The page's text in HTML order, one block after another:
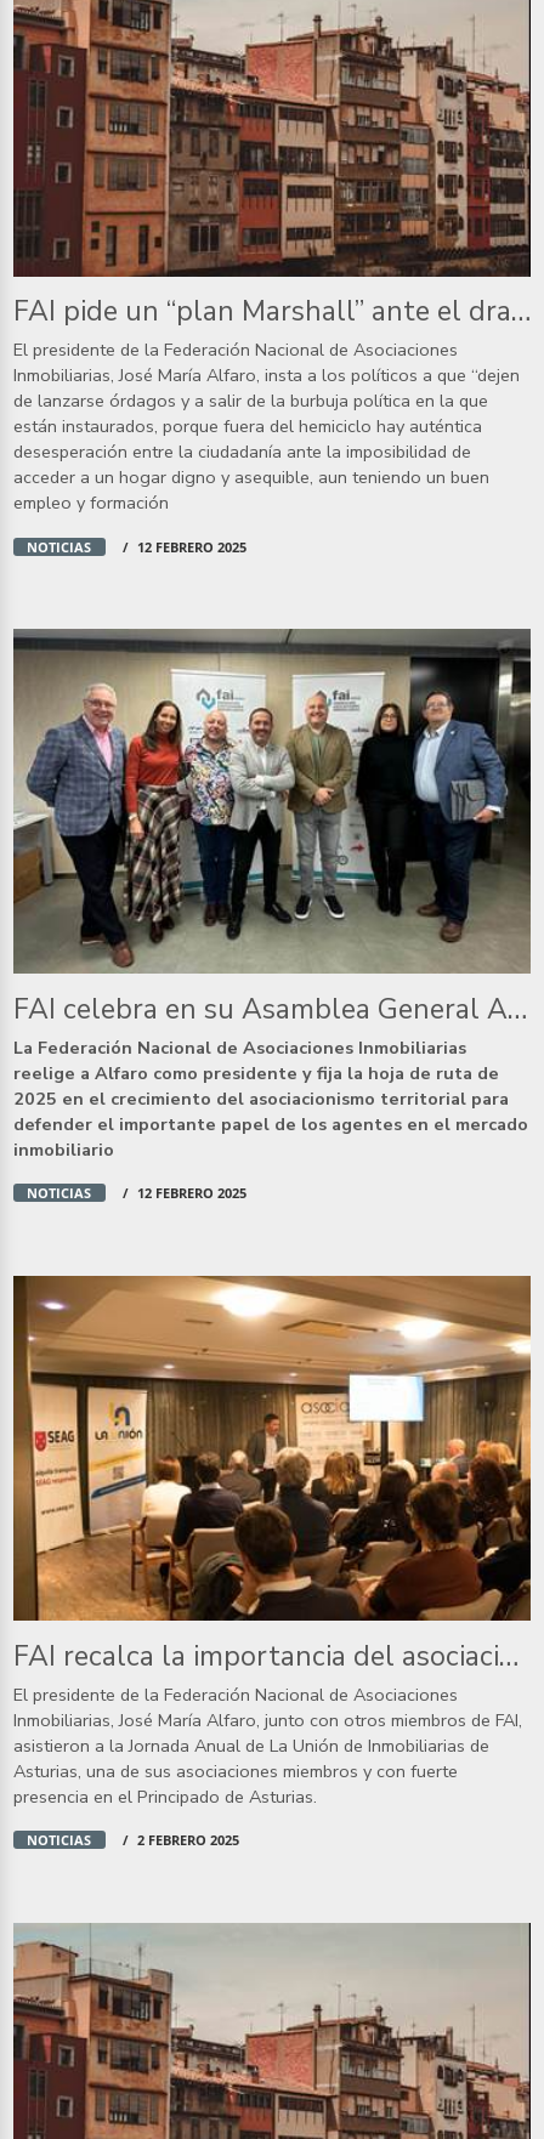
FAI pide un “plan Marshall” ante el drama social para acceder a una vivienda
El presidente de la Federación Nacional de Asociaciones
Inmobiliarias, José María Alfaro, insta a los políticos a que “dejen
de lanzarse órdagos y a salir de la burbuja política en la que
están instaurados, porque fuera del hemiciclo hay auténtica
desesperación entre la ciudadanía ante la imposibilidad de
acceder a un hogar digno y asequible, aun teniendo un buen
empleo y formación
NOTICIAS 12 FEBRERO 2025
FAI celebra en su Asamblea General Anual en Madrid
La Federación Nacional de Asociaciones Inmobiliarias
reelige a Alfaro como presidente y fija la hoja de ruta de
2025 en el crecimiento del asociacionismo territorial para
defender el importante papel de los agentes en el mercado
inmobiliario
NOTICIAS 12 FEBRERO 2025
FAI recalca la importancia del asociacionismo en la profesión
El presidente de la Federación Nacional de Asociaciones
Inmobiliarias, José María Alfaro, junto con otros miembros de FAI,
asistieron a la Jornada Anual de La Unión de Inmobiliarias de
Asturias, una de sus asociaciones miembros y con fuerte
presencia en el Principado de Asturias.
NOTICIAS 2 FEBRERO 2025